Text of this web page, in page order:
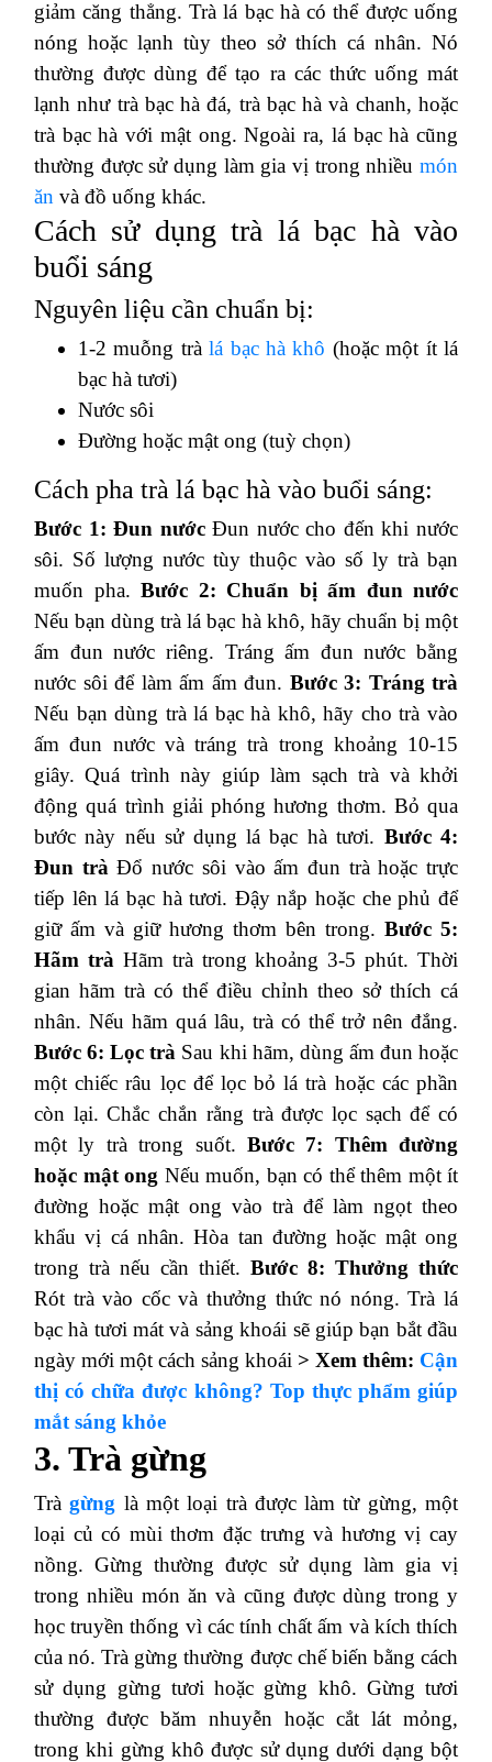
giảm căng thẳng. Trà lá bạc hà có thể được uống
nóng hoặc lạnh tùy theo sở thích cá nhân. Nó
thường được dùng để tạo ra các thức uống mát
lạnh như trà bạc hà đá, trà bạc hà và chanh, hoặc
trà bạc hà với mật ong. Ngoài ra, lá bạc hà cũng
thường được sử dụng làm gia vị trong nhiều món
ăn và đồ uống khác.
Cách sử dụng trà lá bạc hà vào
buổi sáng
Nguyên liệu cần chuẩn bị:
1-2 muỗng tràlá bạc hà khô (hoặc một ít lá
bạc hà tươi)
Nước sôi
Đường hoặc mật ong (tuỳ chọn)
Cách pha trà lá bạc hà vào buổi sáng:
Bước 1: Đun nướcĐun nước cho đến khi nước
sôi. Số lượng nước tùy thuộc vào số ly trà bạn
muốn pha. Bước 2: Chuẩn bị ấm đun nước
Nếu bạn dùng trà lá bạc hà khô, hãy chuẩn bị một
ấm đun nước riêng. Tráng ấm đun nước bằng
nước sôi để làm ấm ấm đun. Bước 3: Tráng trà
Nếu bạn dùng trà lá bạc hà khô, hãy cho trà vào
ấm đun nước và tráng trà trong khoảng 10-15
giây. Quá trình này giúp làm sạch trà và khởi
động quá trình giải phóng hương thơm. Bỏ qua
bước này nếu sử dụng lá bạc hà tươi. Bước 4:
Đun trà Đổ nước sôi vào ấm đun trà hoặc trực
tiếp lên lá bạc hà tươi. Đậy nắp hoặc che phủ để
giữ ấm và giữ hương thơm bên trong. Bước 5:
Hãm trà Hãm trà trong khoảng 3-5 phút. Thời
gian hãm trà có thể điều chỉnh theo sở thích cá
nhân. Nếu hãm quá lâu, trà có thể trở nên đắng.
Bước 6: Lọc trà Sau khi hãm, dùng ấm đun hoặc
một chiếc râu lọc để lọc bỏ lá trà hoặc các phần
còn lại. Chắc chắn rằng trà được lọc sạch để có
một ly trà trong suốt. Bước 7: Thêm đường
hoặc mật ong Nếu muốn, bạn có thể thêm một ít
đường hoặc mật ong vào trà để làm ngọt theo
khẩu vị cá nhân. Hòa tan đường hoặc mật ong
trong trà nếu cần thiết. Bước 8: Thưởng thức
Rót trà vào cốc và thưởng thức nó nóng. Trà lá
bạc hà tươi mát và sảng khoái sẽ giúp bạn bắt đầu
ngày mới một cách sảng khoái > Xem thêm: Cận
thị có chữa được không? Top thực phẩm giúp
mắt sáng khỏe
3. Trà gừng
Tràgừng là một loại trà được làm từ gừng, một
loại củ có mùi thơm đặc trưng và hương vị cay
nồng. Gừng thường được sử dụng làm gia vị
trong nhiều món ăn và cũng được dùng trong y
học truyền thống vì các tính chất ấm và kích thích
của nó. Trà gừng thường được chế biến bằng cách
sử dụng gừng tươi hoặc gừng khô. Gừng tươi
thường được băm nhuyễn hoặc cắt lát mỏng,
trong khi gừng khô được sử dụng dưới dạng bột